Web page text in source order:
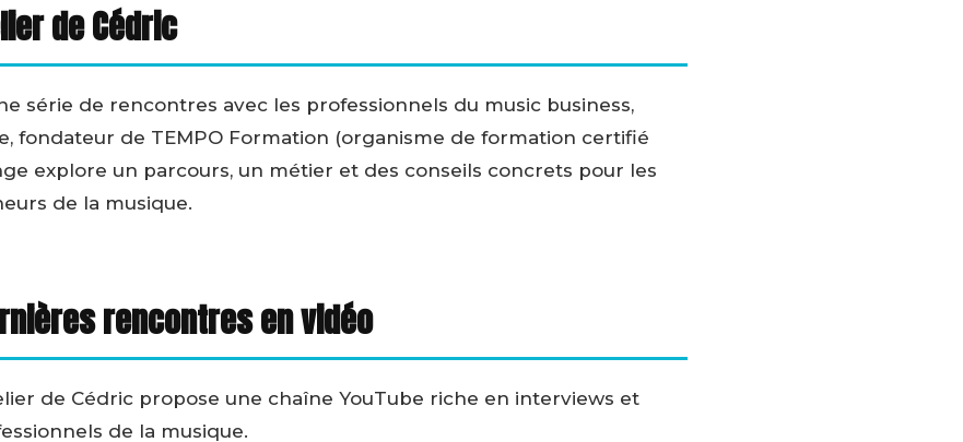
de Cédric
série de rencontres avec les professionnels du music business,
fondateur de TEMPO Formation (organisme de formation certifié
explore un parcours, un métier et des conseils concrets pour les
de la musique.
rencontres en vidéo
de Cédric propose une chaîne YouTube riche en interviews et
de la musique.